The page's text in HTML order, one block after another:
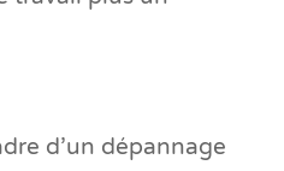
d’un dépannage